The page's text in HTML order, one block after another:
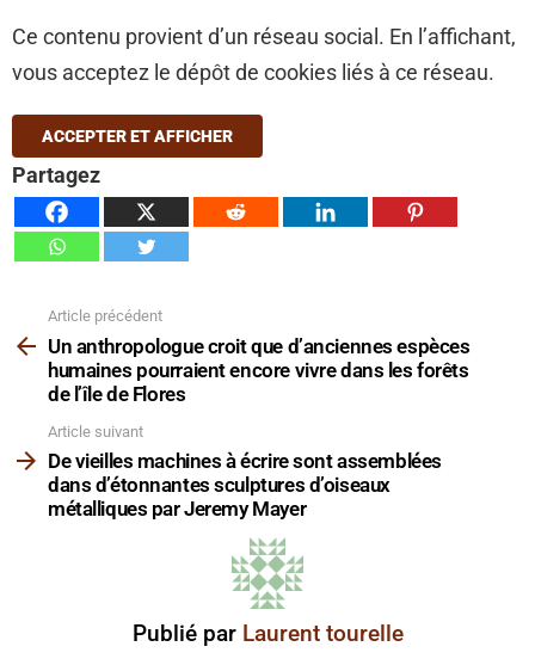
Ce contenu provient d’un réseau social. En l’affichant,
vous acceptez le dépôt de cookies liés à ce réseau.
ACCEPTER ET AFFICHER
Partagez
plus
Article précédent
Un anthropologue croit que d’anciennes espèces
humaines pourraient encore vivre dans les forêts
de l’île de Flores
Article suivant
De vieilles machines à écrire sont assemblées
dans d’étonnantes sculptures d’oiseaux
métalliques par Jeremy Mayer
Publié par Laurent tourelle